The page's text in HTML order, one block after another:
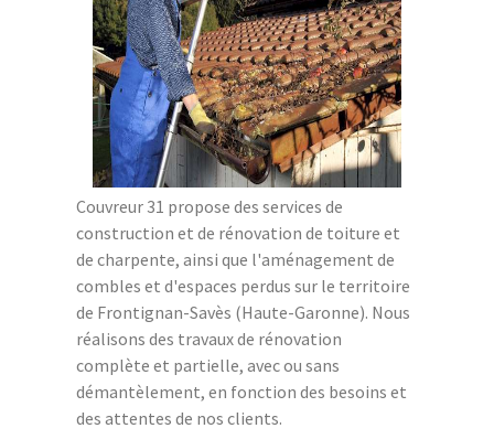
Couvreur 31 propose des services de
construction et de rénovation de toiture et
de charpente, ainsi que l'aménagement de
combles et d'espaces perdus sur le territoire
de Frontignan-Savès (Haute-Garonne). Nous
réalisons des travaux de rénovation
complète et partielle, avec ou sans
démantèlement, en fonction des besoins et
des attentes de nos clients.